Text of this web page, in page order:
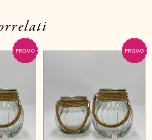
PROMO PROMO